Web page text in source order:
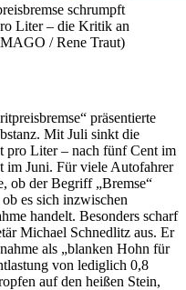
schrumpft
Liter – die Kritik an
/ Rene Traut)
präsentierte
Mit Juli sinkt die
pro Liter – nach fünf Cent im
Juni. Für viele Autofahrer
ob der Begriff „Bremse“
es sich inzwischen
handelt. Besonders scharf
Michael Schnedlitz aus. Er
als „blanken Hohn für
von lediglich 0,8
auf den heißen Stein,